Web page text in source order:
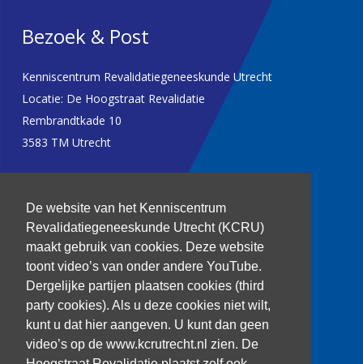
De website van het Kenniscentrum
Revalidatiegeneeskunde Utrecht (KCRU)
maakt gebruik van cookies. Deze website
toont video’s van onder andere YouTube.
Dergelijke partijen plaatsen cookies (third
party cookies). Als u deze cookies niet wilt,
kunt u dat hier aangeven. U kunt dan geen
video’s op de www.kcrutrecht.nl zien. De
Bezoek & Post
Kenniscentrum Revalidatiegeneeskunde Utrecht
Locatie: De Hoogstraat Revalidatie
Rembrandtkade 10
3583 TM Utrecht
kenniscentrum@dehoogstraat.nl
Over het KCRU
Samenwerkingen
Onze onderzoekers